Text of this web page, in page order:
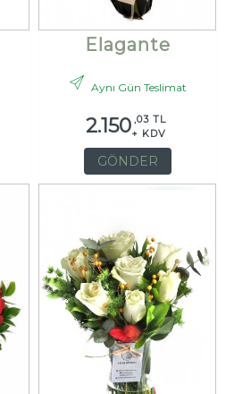
Elagante
Aynı Gün Teslimat
2.150 ,03 TL
+ KDV
GÖNDER